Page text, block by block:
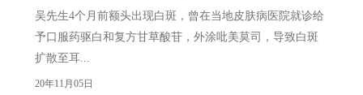
吴先生4个月前额头出现白斑，曾在当地皮肤病医院就诊给
予口服药驱白和复方甘草酸苷，外涂吡美莫司，导致白斑
扩散至耳...
20年11月05日